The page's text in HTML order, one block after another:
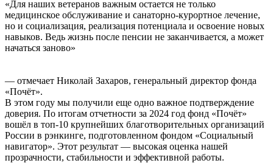
«Для наших ветеранов важным остается не только
медицинское обслуживание и санаторно-курортное лечение,
но и социализация, реализация потенциала и освоение новых
навыков. Ведь жизнь после пенсии не заканчивается, а может
начаться заново»
— отмечает Николай Захаров, генеральный директор фонда
«Почёт».
В этом году мы получили еще одно важное подтверждение
доверия. По итогам отчетности за 2024 год фонд «Почёт»
вошёл в топ-10 крупнейших благотворительных организаций
России в рэнкинге, подготовленном фондом «Социальный
навигатор». Этот результат — высокая оценка нашей
прозрачности, стабильности и эффективной работы.